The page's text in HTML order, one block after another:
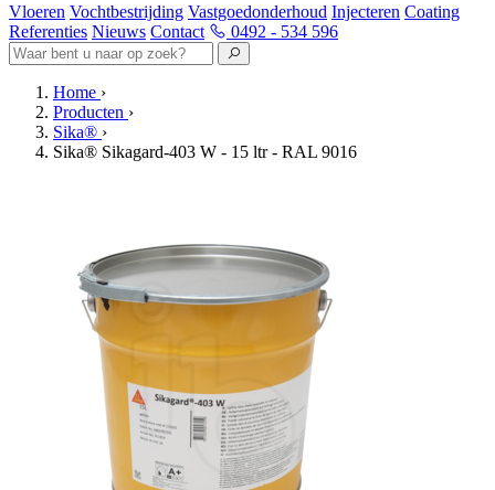
Vloeren Vochtbestrijding Vastgoedonderhoud Injecteren Coating
Referenties Nieuws Contact 0492 - 534 596
Home ›
Producten ›
Sika® ›
Sika® Sikagard-403 W - 15 ltr - RAL 9016